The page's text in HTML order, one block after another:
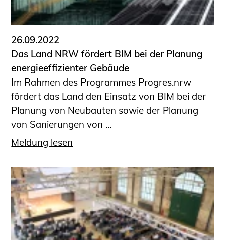
Informationen für Fortbildungsträger
Anträge, Anzeigen, Formulare
Fortbildung/Seminare
Informationen für Ingenieurinnen
und Ingenieure
Recht
Planungswettbewerbe
Publikationen
Stellenbörse
Staatlich anerkannte Sachverständige
Sachverständige
Prüfsachverständige
Qualifizierte Tragwerksplaner/-innen
Bauvorlageberechtigte
Sachkundige für Zustands- und
26.09.2022
Das Land NRW fördert BIM bei der Planung
energieeffizienter Gebäude
Im Rahmen des Programmes Progres.nrw
fördert das Land den Einsatz von BIM bei der
Planung von Neubauten sowie der Planung
von Sanierungen von ...
Meldung lesen